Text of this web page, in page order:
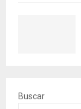
Buscar